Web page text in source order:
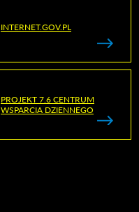
INTERNET.GOV.PL
PROJEKT 7.6 CENTRUM
WSPARCIA DZIENNEGO